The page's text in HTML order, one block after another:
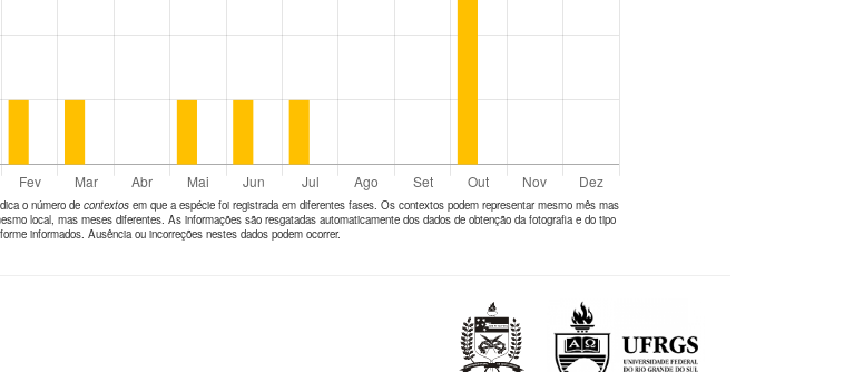
o número de contextos em que a espécie foi registrada em diferentes fases. Os contextos podem representar mesmo mês mas
local, mas meses diferentes. As informações são resgatadas automaticamente dos dados de obtenção da fotografia e do tipo
informados. Ausência ou incorreções nestes dados podem ocorrer.